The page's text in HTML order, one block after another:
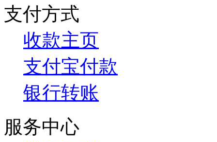
支付方式
收款主页
支付宝付款
银行转账
服务中心